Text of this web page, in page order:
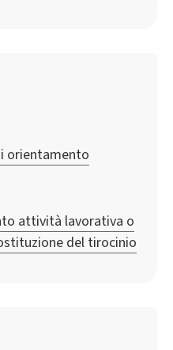
orientamento
attività lavorativa o
del tirocinio